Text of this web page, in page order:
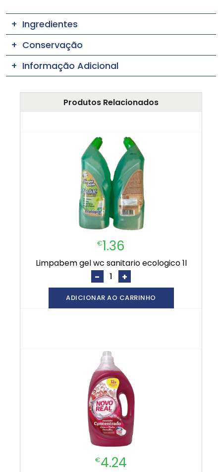
Ingredientes
Conservação
Informação Adicional
Produtos Relacionados
€1.36
limpabem gel wc sanitario ecologico 1l
- +
ADICIONAR AO CARRINHO
€4.24